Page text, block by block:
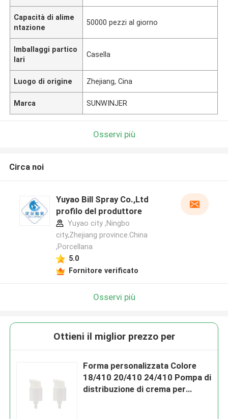
Capacità di alime
ntazione
50000 pezzi al giorno
Imballaggi partico
lari
Casella
Luogo di origine Zhejiang, Cina
Marca SUNWINJER
Osservi più
Circa noi
Yuyao Bill Spray Co.,Ltd
profilo del produttore
Yuyao city ,Ningbo
city,Zhejiang province.China
,Porcellana
5.0
Fornitore verificato
Osservi più
Ottieni il miglior prezzo per
Forma personalizzata Colore
18/410 20/410 24/410 Pompa di
distribuzione di crema per